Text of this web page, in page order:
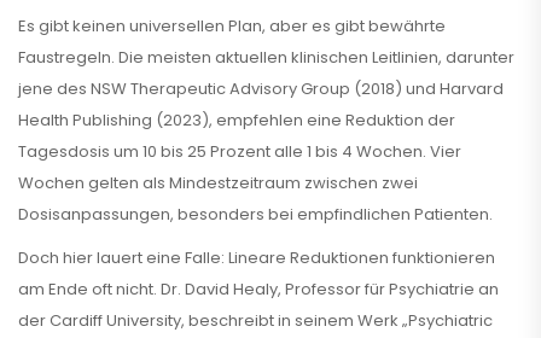
Es gibt keinen universellen Plan, aber es gibt bewährte
Faustregeln. Die meisten aktuellen klinischen Leitlinien, darunter
jene des NSW Therapeutic Advisory Group (2018) und Harvard
Health Publishing (2023), empfehlen eine Reduktion der
Tagesdosis um 10 bis 25 Prozent alle 1 bis 4 Wochen. Vier
Wochen gelten als Mindestzeitraum zwischen zwei
Dosisanpassungen, besonders bei empfindlichen Patienten.
Doch hier lauert eine Falle: Lineare Reduktionen funktionieren
am Ende oft nicht. Dr. David Healy, Professor für Psychiatrie an
der Cardiff University, beschreibt in seinem Werk „Psychiatric